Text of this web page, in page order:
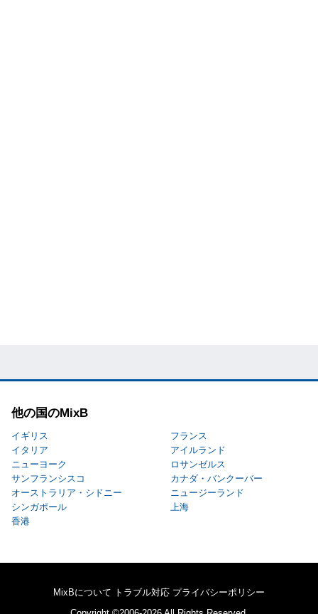
他の国のMixB
イギリス
フランス
イタリア
アイルランド
ニューヨーク
ロサンゼルス
サンフランシスコ
カナダ・バンクーバー
オーストラリア・シドニー
ニュージーランド
シンガポール
上海
香港
MixBについて トラブル対応 プライバシーポリシー